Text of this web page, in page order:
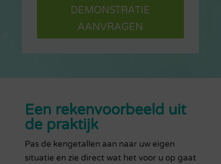
DEMONSTRATIE
AANVRAGEN
Een rekenvoorbeeld uit
de praktijk
Pas de kengetallen aan naar uw eigen
situatie en zie direct wat het voor u op gaat